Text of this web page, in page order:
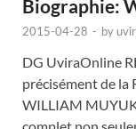
Biographie:
2015-04-28 - by
DG UviraOnline
précisément de la
WILLIAM